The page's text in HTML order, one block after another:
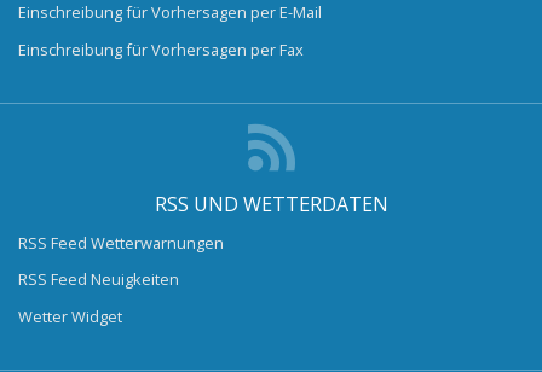
Einschreibung für Vorhersagen per E-Mail
Einschreibung für Vorhersagen per Fax
RSS UND WETTERDATEN
RSS Feed Wetterwarnungen
RSS Feed Neuigkeiten
Wetter Widget